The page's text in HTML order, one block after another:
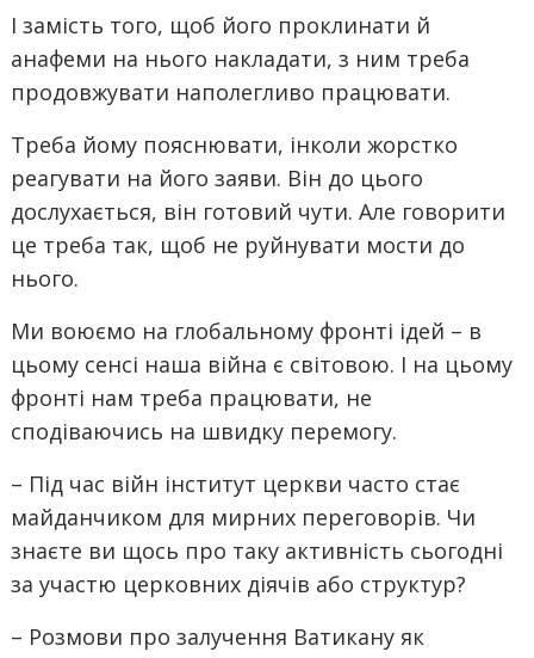
І замість того, щоб його проклинати й
анафеми на нього накладати, з ним треба
продовжувати наполегливо працювати.
Треба йому пояснювати, інколи жорстко
реагувати на його заяви. Він до цього
дослухається, він готовий чути. Але говорити
це треба так, щоб не руйнувати мости до
нього.
Ми воюємо на глобальному фронті ідей – в
цьому сенсі наша війна є світовою. І на цьому
фронті нам треба працювати, не
сподіваючись на швидку перемогу.
– Під час війн інститут церкви часто стає
майданчиком для мирних переговорів. Чи
знаєте ви щось про таку активність сьогодні
за участю церковних діячів або структур?
– Розмови про залучення Ватикану як